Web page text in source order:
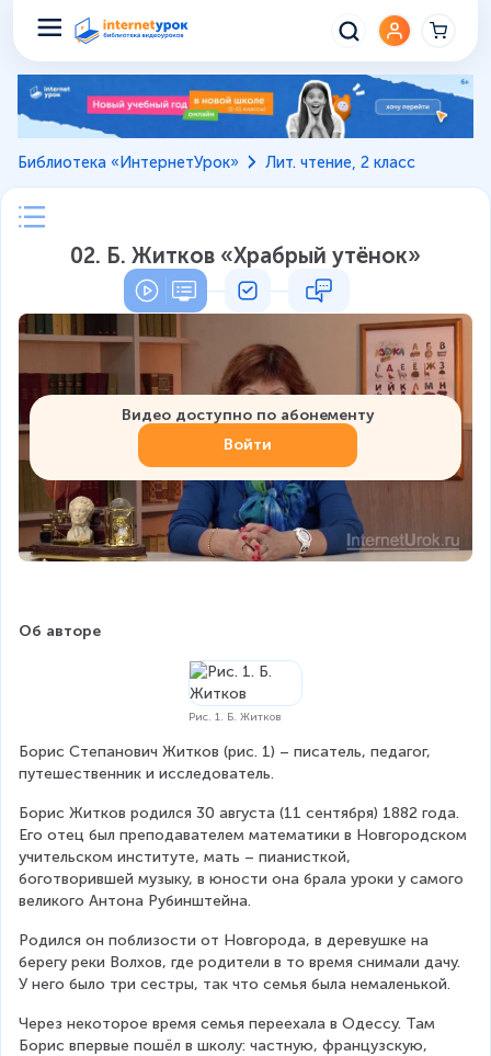
Библиотека «ИнтернетУрок» Лит. чтение, 2 класс
02. Б. Житков «Храбрый утёнок»
Видео доступно по абонементу
Войти
Об авторе
Рис. 1. Б. Житков
Борис Степанович Житков (рис. 1) – писатель, педагог,
путешественник и исследователь.
Борис Житков родился 30 августа (11 сентября) 1882 года.
Его отец был преподавателем математики в Новгородском
учительском институте, мать – пианисткой,
боготворившей музыку, в юности она брала уроки у самого
великого Антона Рубинштейна.
Родился он поблизости от Новгорода, в деревушке на
берегу реки Волхов, где родители в то время снимали дачу.
У него было три сестры, так что семья была немаленькой.
Через некоторое время семья переехала в Одессу. Там
Борис впервые пошёл в школу: частную, французскую,